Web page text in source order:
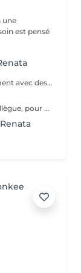
une
est pensé
C'est un protocole de luxe,reconnue mondialment avec des bienfats immédiats, tant esthétiques que thérapeutiques. Le drainage lymphatique selon la méthode Renata França est totalement différent des autres drainages disponibles sur le marché. Avec une pression ferme et un rythme plus soutenu, des pompages et des manuvres exclusives font de cette méthode une technique remarquable, aux résultats impressionnants et immédiats. Cette technique réduit les dèmes, active la circulation sanguine et stimule un réseau complexe de vaisseaux qui transportent les fluides corporels, combattant ainsi la redoutée cellulite. Le résultat est un corps moins gonflé et plus sculpté, avec un métabolisme accéléré et une sensation de bien-être.
Idéal à offrir pour le fete des mères ou à une collègue, pour un anniversaire, pour faire se faire plaisir et se détendre tout simplement. Il contient les soins suivants : Un massage relaxant de 60 min pour le corps + Soin du visage MosaïqueModelante+ spa paraffine les mains + spa paraffine les pieds